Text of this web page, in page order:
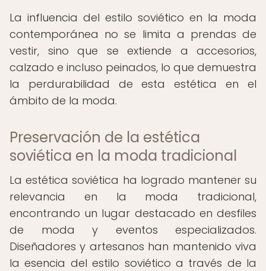
La influencia del estilo soviético en la moda
contemporánea no se limita a prendas de
vestir, sino que se extiende a accesorios,
calzado e incluso peinados, lo que demuestra
la perdurabilidad de esta estética en el
ámbito de la moda.
Preservación de la estética
soviética en la moda tradicional
La estética soviética ha logrado mantener su
relevancia en la moda tradicional,
encontrando un lugar destacado en desfiles
de moda y eventos especializados.
Diseñadores y artesanos han mantenido viva
la esencia del estilo soviético a través de la